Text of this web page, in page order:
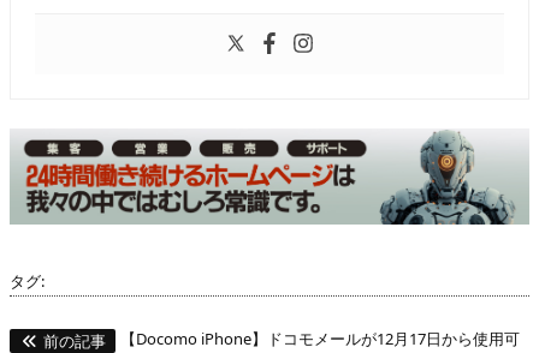
タグ:
前の記事
【Docomo iPhone】ドコモメールが12月17日から使用可